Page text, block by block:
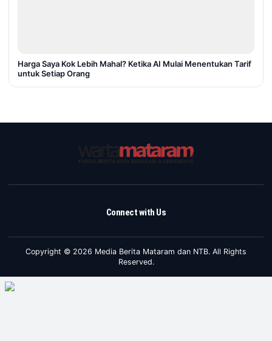
Harga Saya Kok Lebih Mahal? Ketika AI Mulai Menentukan Tarif
untuk Setiap Orang
Connect with Us
Copyright © 2026 Media Berita Mataram dan NTB. All Rights
Reserved.